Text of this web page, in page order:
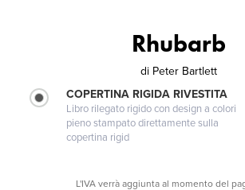
Rhubarb
di Peter Bartlett
COPERTINA RIGIDA RIVESTITA
Libro rilegato rigido con design a colori
pieno stampato direttamente sulla
copertina rigid
L'IVA verrà aggiunta al momento del